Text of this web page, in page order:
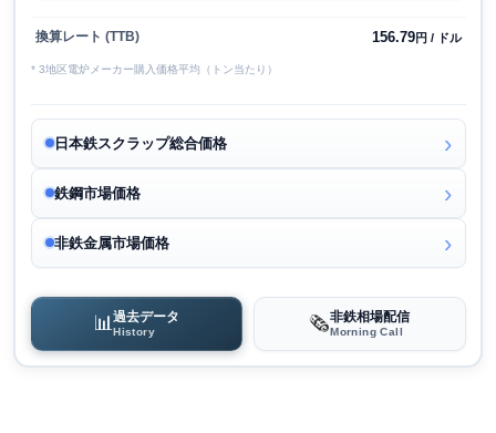
換算レート (TTB) 156.79円 / ドル
* 3地区電炉メーカー購入価格平均（トン当たり）
日本鉄スクラップ総合価格
鉄鋼市場価格
非鉄金属市場価格
📊過去データ
History 🗞️非鉄相場配信
Morning Call